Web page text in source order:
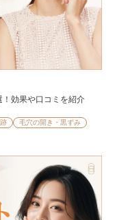
！効果や口コミを紹介
毛穴の開き・黒ずみ